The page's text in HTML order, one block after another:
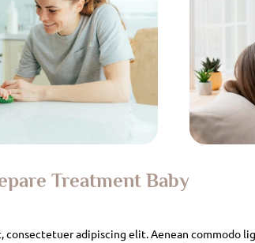
Treatment Baby
consectetuer adipiscing elit. Aenean commodo